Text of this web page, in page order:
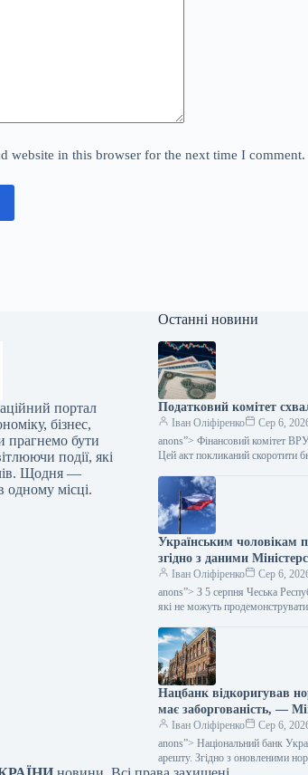
website in this browser for the next time I comment.
портал
бізнес,
прагнемо бути
події, які
Щодня —
одному місці.
Останні новини
Податковий комітет
Іван Оліфіренко
Сер 6,
anons”> Фінансовий комітет
Цей акт покликаний скоротити
Українським чоловікам
згідно з даними
Іван Оліфіренко
Сер 6,
anons”> З 5 серпня Чеська
які не можуть
Нацбанк відкоригував
має заборгованість, —
Іван Оліфіренко
Сер 6,
anons”> Національний банк
арешту. Згідно з оновленими